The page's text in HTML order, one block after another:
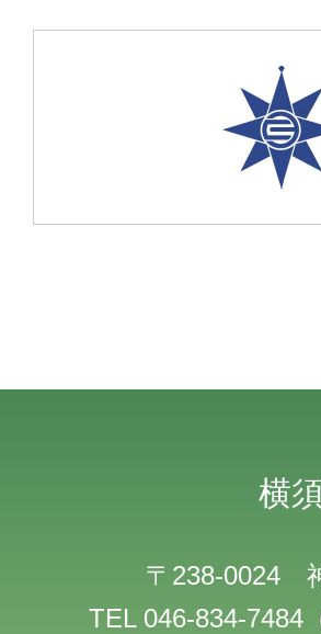
横
〒238-0024
TEL 046-834-7484